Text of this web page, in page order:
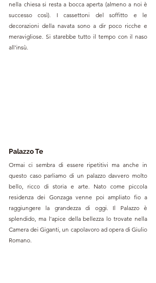
nella chiesa si resta a bocca aperta (almeno a noi è
successo così). I cassettoni del soffitto e le
decorazioni della navata sono a dir poco ricche e
meravigliose. Si starebbe tutto il tempo con il naso
all'insù.
Palazzo Te
Ormai ci sembra di essere ripetitivi ma anche in
questo caso parliamo di un palazzo davvero molto
bello, ricco di storia e arte. Nato come piccola
residenza dei Gonzaga venne poi ampliato fio a
raggiungere la grandezza di oggi. Il Palazzo è
splendido, ma l'apice della bellezza lo trovate nella
Camera dei Giganti, un capolavoro ad opera di Giulio
Romano.